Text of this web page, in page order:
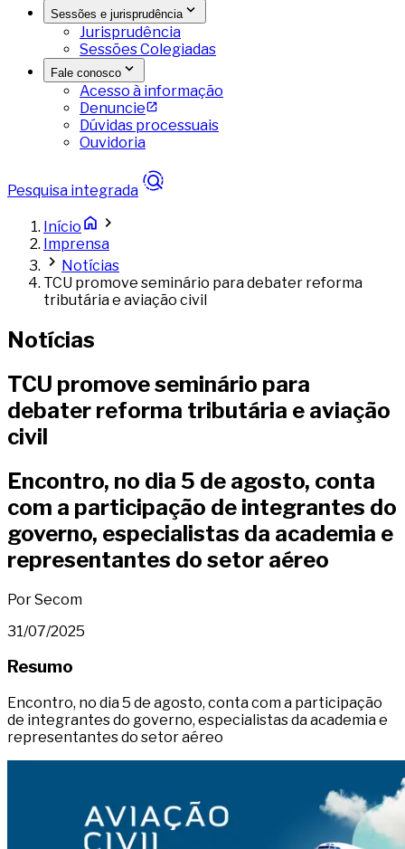
Sessões e jurisprudência
Jurisprudência
Sessões Colegiadas
Fale conosco
Acesso à informação
Denuncie
Dúvidas processuais
Ouvidoria
Pesquisa integrada
Início
Imprensa
Notícias
TCU promove seminário para debater reforma
tributária e aviação civil
Notícias
TCU promove seminário para
debater reforma tributária e aviação
civil
Encontro, no dia 5 de agosto, conta
com a participação de integrantes do
governo, especialistas da academia e
representantes do setor aéreo
Por Secom
31/07/2025
Resumo
Encontro, no dia 5 de agosto, conta com a participação
de integrantes do governo, especialistas da academia e
representantes do setor aéreo